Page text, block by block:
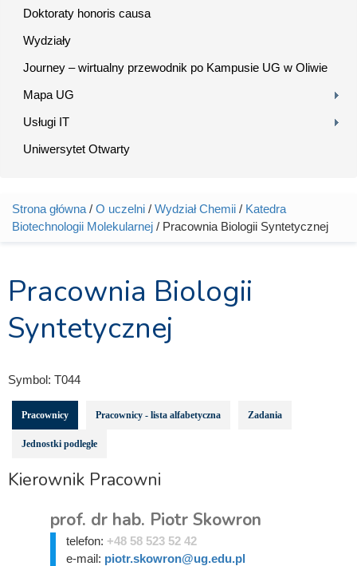
Doktoraty honoris causa
Wydziały
Journey – wirtualny przewodnik po Kampusie UG w Oliwie
Mapa UG
Usługi IT
Uniwersytet Otwarty
Jesteś tutaj
Strona główna / O uczelni / Wydział Chemii / Katedra
Biotechnologii Molekularnej / Pracownia Biologii Syntetycznej
Pracownia Biologii
Syntetycznej
Symbol: T044
Pracownicy Pracownicy - lista alfabetyczna Zadania
Jednostki podległe
Kierownik Pracowni
prof. dr hab. Piotr Skowron
telefon: +48 58 523 52 42
e-mail: piotr.skowron@ug.edu.pl